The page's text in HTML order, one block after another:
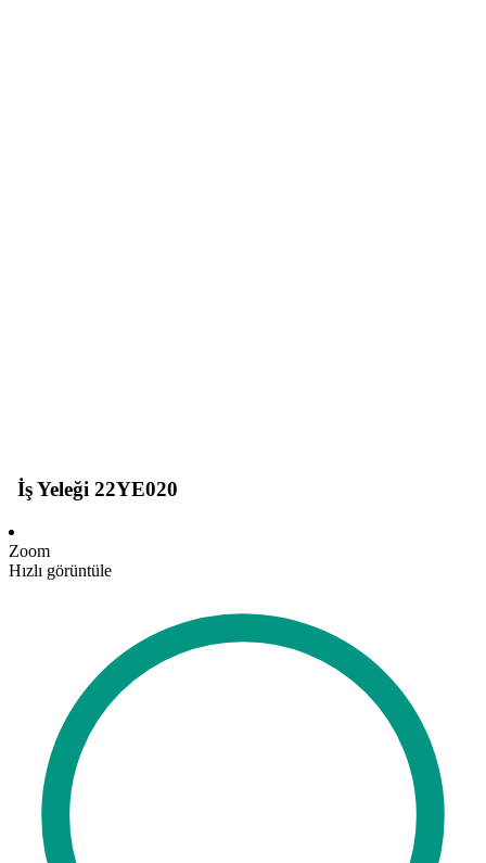
İş Yeleği 22YE020
Zoom
Hızlı görüntüle